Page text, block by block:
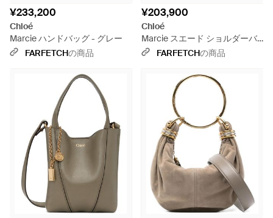
¥233,200
Chloé
Marcie ハンドバッグ - グレー
FARFETCHの商品
¥203,900
Chloé
Marcie スエード ショルダーバ
ッグ ミニ - グレー
FARFETCHの商品